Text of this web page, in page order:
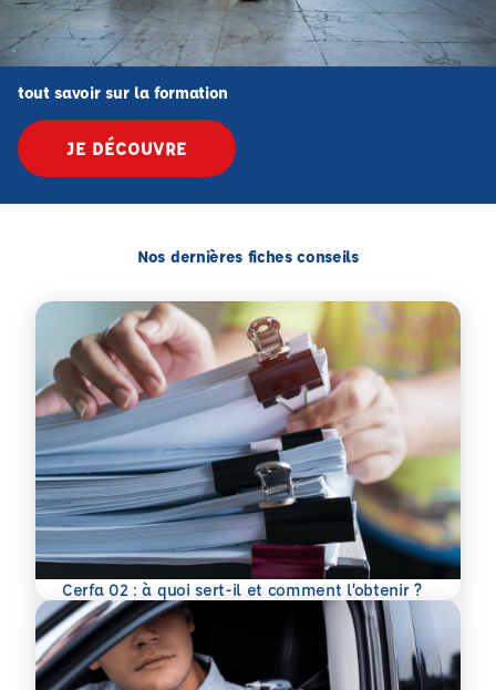
tout savoir sur la formation
JE DÉCOUVRE
Nos dernières fiches conseils
Cerfa 02 : à quoi sert-il et comment l’obtenir ?
En savoir plus